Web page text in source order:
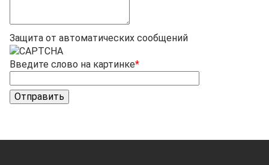
Защита от автоматических сообщений
Введите слово на картинке*